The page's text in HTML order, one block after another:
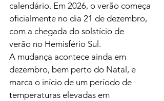
calendário. Em 2026, o verão começa
oficialmente no dia 21 de dezembro,
com a chegada do solstício de
verão no Hemisfério Sul.
A mudança acontece ainda em
dezembro, bem perto do Natal, e
marca o início de um período de
temperaturas elevadas em